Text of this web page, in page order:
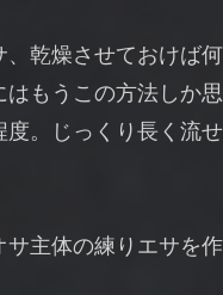
乾燥させておけば
はもうこの方法しか
。じっくり長く流
主体の練りエサを